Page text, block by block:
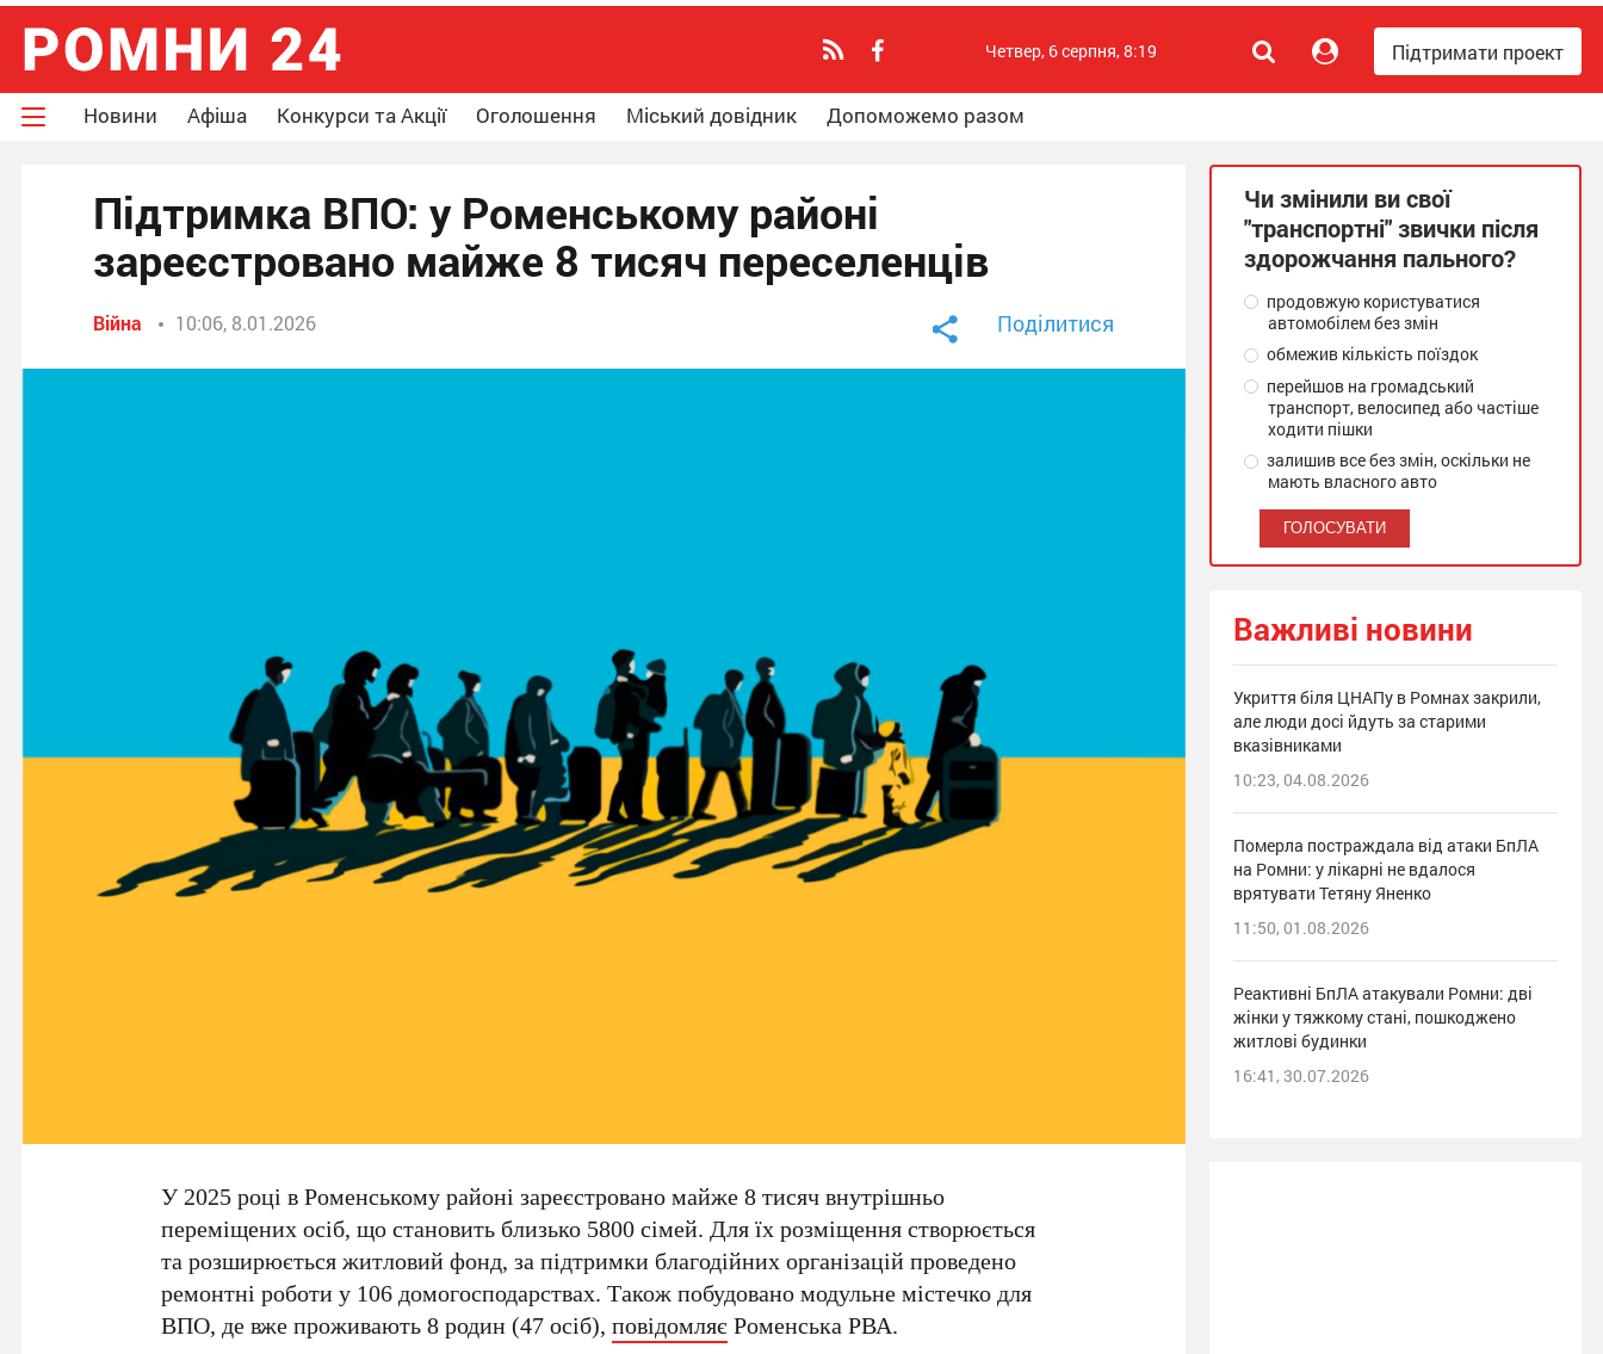
Підтримати проект
Четвер, 6 серпня, 8:19
Новини Афіша Конкурси та Акції Оголошення Міський довідник Допоможемо разом
Підтримка ВПО: у Роменському районі
зареєстровано майже 8 тисяч переселенців
Війна 10:06, 8.01.2026 Поділитися
У 2025 році в Роменському районі зареєстровано майже 8 тисяч внутрішньо
переміщених осіб, що становить близько 5800 сімей. Для їх розміщення створюється
та розширюється житловий фонд, за підтримки благодійних організацій проведено
ремонтні роботи у 106 домогосподарствах. Також побудовано модульне містечко для
ВПО, де вже проживають 8 родин (47 осіб),повідомляє Роменська РВА.
Чи змінили ви свої
"транспортні" звички після
здорожчання пального?
продовжую користуватися
автомобілем без змін
обмежив кількість поїздок
перейшов на громадський
транспорт, велосипед або частіше
ходити пішки
залишив все без змін, оскільки не
мають власного авто
Важливі новини
Укриття біля ЦНАПу в Ромнах закрили,
але люди досі йдуть за старими
вказівниками
10:23, 04.08.2026
Померла постраждала від атаки БпЛА
на Ромни: у лікарні не вдалося
врятувати Тетяну Яненко
11:50, 01.08.2026
Реактивні БпЛА атакували Ромни: дві
жінки у тяжкому стані, пошкоджено
житлові будинки
16:41, 30.07.2026